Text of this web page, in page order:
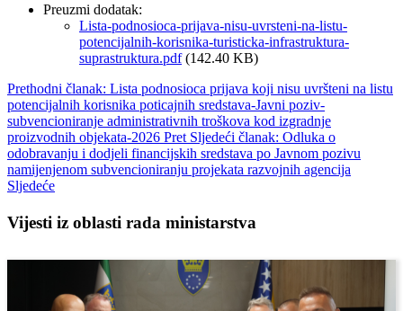
Preuzmi dodatak:
Lista-podnosioca-prijava-nisu-uvrsteni-na-listu-
potencijalnih-korisnika-turisticka-infrastruktura-
suprastruktura.pdf(142.40 KB)
Prethodni članak: Lista podnosioca prijava koji nisu uvršteni na listu
potencijalnih korisnika poticajnih sredstava-Javni poziv-
subvencioniranje administrativnih troškova kod izgradnje
proizvodnih objekata-2026 Pret Sljedeći članak: Odluka o
odobravanju i dodjeli financijskih sredstava po Javnom pozivu
namijenjenom subvencioniranju projekata razvojnih agencija
Sljedeće
Vijesti iz oblasti rada ministarstva